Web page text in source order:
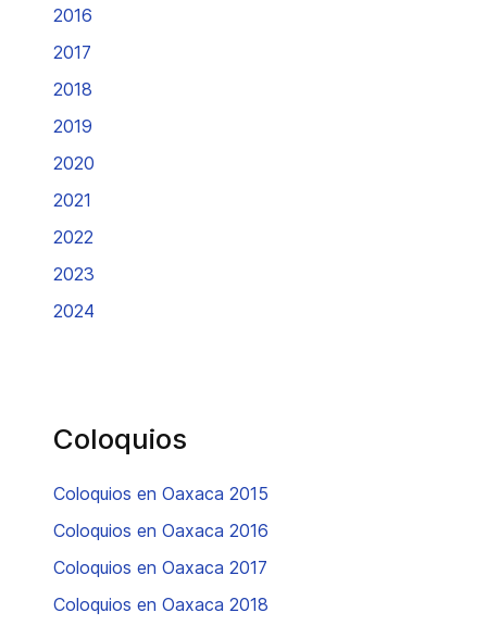
2016
2017
2018
2019
2020
2021
2022
2023
2024
Coloquios
Coloquios en Oaxaca 2015
Coloquios en Oaxaca 2016
Coloquios en Oaxaca 2017
Coloquios en Oaxaca 2018